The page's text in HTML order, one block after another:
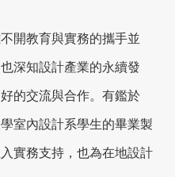
開教育與實務的攜手並
深知設計產業的永續發
的交流與合作。有鑑於
室內設計系學生的畢業製
實務支持，也為在地設計